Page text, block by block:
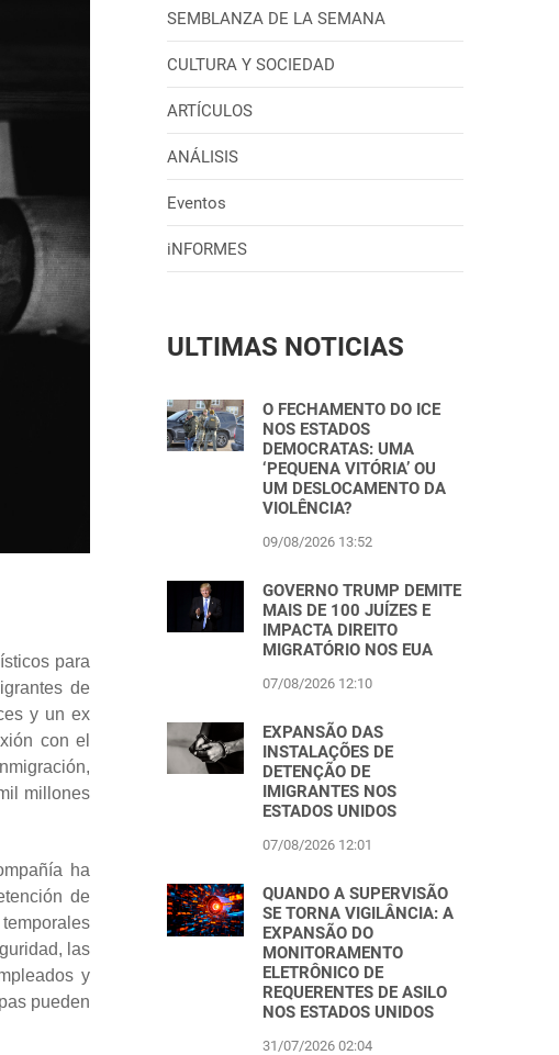
para
de
y un ex
con el
millones
ha
de
las
y
pueden
SEMBLANZA DE LA SEMANA
CULTURA Y SOCIEDAD
ARTÍCULOS
ANÁLISIS
Eventos
iNFORMES
ULTIMAS NOTICIAS
O FECHAMENTO DO ICE
NOS ESTADOS
DEMOCRATAS: UMA
‘PEQUENA VITÓRIA’ OU
UM DESLOCAMENTO DA
VIOLÊNCIA?
09/08/2026 13:52
GOVERNO TRUMP DEMITE
MAIS DE 100 JUÍZES E
IMPACTA DIREITO
MIGRATÓRIO NOS EUA
07/08/2026 12:10
EXPANSÃO DAS
INSTALAÇÕES DE
DETENÇÃO DE
IMIGRANTES NOS
ESTADOS UNIDOS
07/08/2026 12:01
QUANDO A SUPERVISÃO
SE TORNA VIGILÂNCIA: A
EXPANSÃO DO
MONITORAMENTO
ELETRÔNICO DE
REQUERENTES DE ASILO
NOS ESTADOS UNIDOS
31/07/2026 02:04